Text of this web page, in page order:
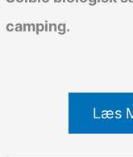
camping.
Læs